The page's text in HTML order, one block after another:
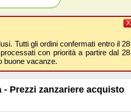
Tutti gli ordini confermati entro il 28
con priorità a partire dal 28
buone vacanze.
X
Prezzi zanzariere acquisto